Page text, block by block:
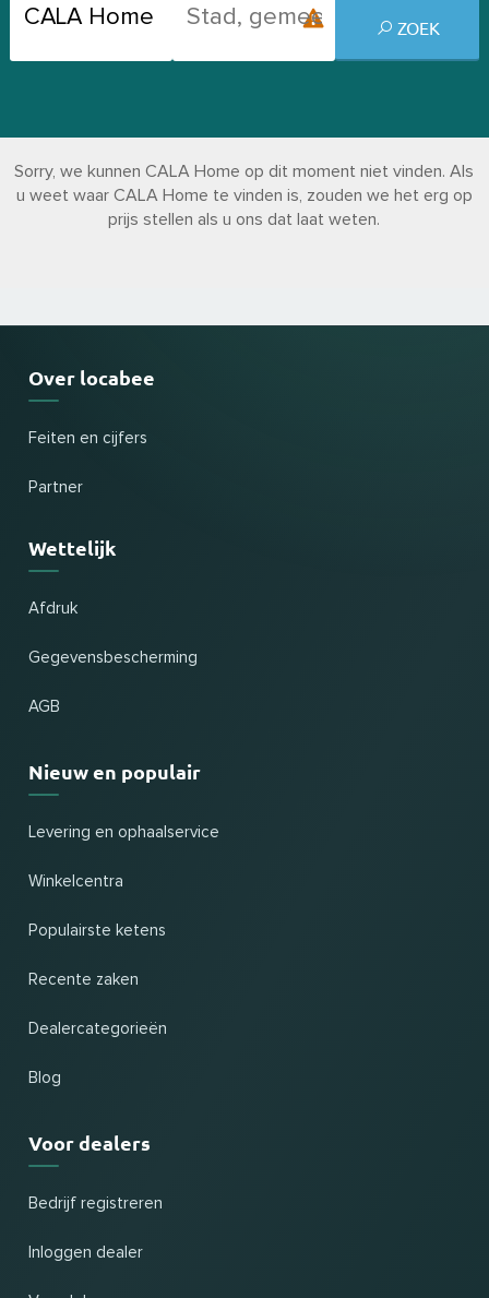
ZOEK
Sorry, we kunnen CALA Home op dit moment niet vinden. Als
u weet waar CALA Home te vinden is, zouden we het erg op
prijs stellen als u ons dat laat weten.
Over locabee
Feiten en cijfers
Partner
Wettelijk
Afdruk
Gegevensbescherming
AGB
Nieuw en populair
Levering en ophaalservice
Winkelcentra
Populairste ketens
Recente zaken
Dealercategorieën
Blog
Voor dealers
Bedrijf registreren
Inloggen dealer